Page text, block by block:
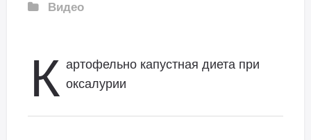
Видео
К артофельно капустная диета при
оксалурии